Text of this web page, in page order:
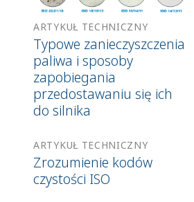
ARTYKUŁ TECHNICZNY
Typowe zanieczyszczenia
paliwa i sposoby
zapobiegania
przedostawaniu się ich
do silnika
ARTYKUŁ TECHNICZNY
Zrozumienie kodów
czystości ISO